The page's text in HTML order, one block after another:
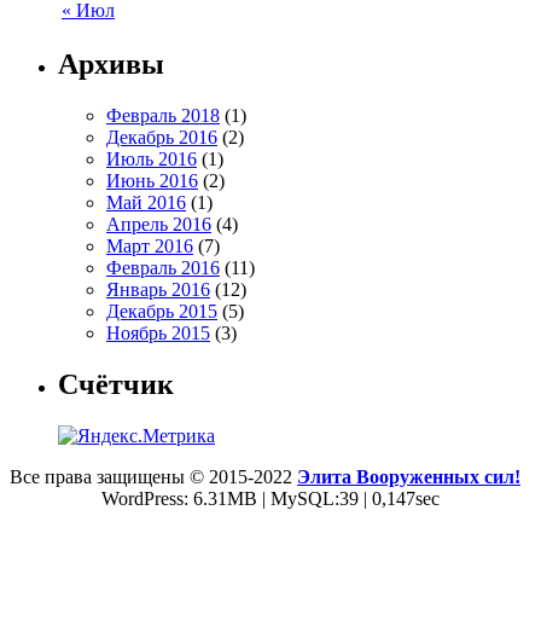
« Июл
Архивы
Февраль 2018 (1)
Декабрь 2016 (2)
Июль 2016 (1)
Июнь 2016 (2)
Май 2016 (1)
Апрель 2016 (4)
Март 2016 (7)
Февраль 2016 (11)
Январь 2016 (12)
Декабрь 2015 (5)
Ноябрь 2015 (3)
Счётчик
Все права защищены © 2015-2022 Элита Вооруженных сил!
WordPress: 6.31MB | MySQL:39 | 0,147sec